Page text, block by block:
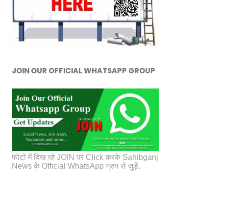
JOIN OUR OFFICIAL WHATSAPP GROUP
फोटो में दिख रहे JOIN पर Click करके Sahibganj
News के Official WhatsApp ग्रुप से जुड़ें.